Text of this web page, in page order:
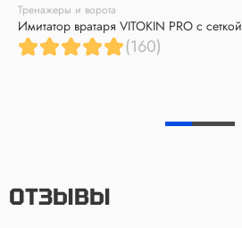
Тренажеры и ворота
Имитатор вратаря VITOKIN PRO с сеткой
(160)
ОТЗЫВЫ